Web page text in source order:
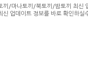
끼/마나토끼/북토끼/밤토끼 최신
신 업데이트 정보를 바로 확인